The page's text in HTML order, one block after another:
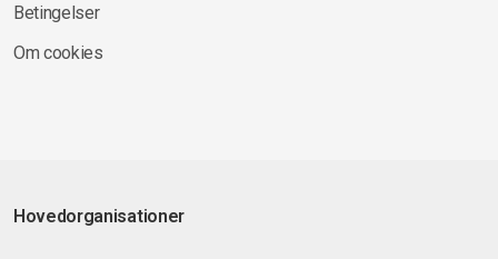
Betingelser
Om cookies
Hovedorganisationer